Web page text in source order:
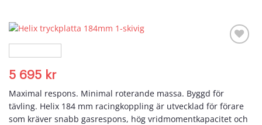
5 695 kr
Maximal respons. Minimal roterande massa. Byggd för
tävling. Helix 184 mm racingkoppling är utvecklad för förare
som kräver snabb gasrespons, hög vridmomentkapacitet och